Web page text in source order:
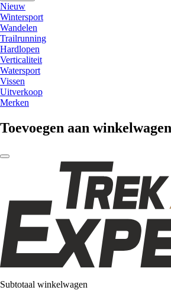
Nieuw
Wintersport
Wandelen
Trailrunning
Hardlopen
Verticaliteit
Watersport
Vissen
Uitverkoop
Merken
Toevoegen aan
Subtotaal winkelwagen